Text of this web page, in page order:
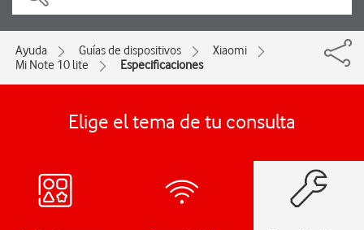
Ayuda Guías de dispositivos
Xiaomi
Mi Note 10 lite
Especificaciones
Elige el tema de tu consulta